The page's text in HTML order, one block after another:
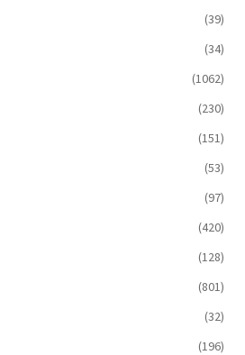
(39)
(34)
(1062)
(230)
(151)
(53)
(97)
(420)
(128)
(801)
(32)
(196)